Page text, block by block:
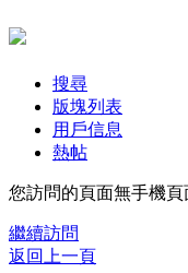
搜尋
版塊列表
用戶信息
熱帖
您訪問的頁面無手機
繼續訪問
返回上一頁